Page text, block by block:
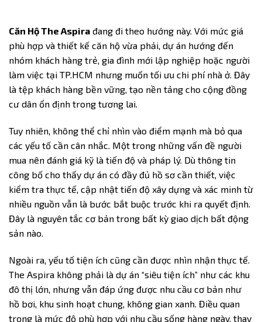
Căn Hộ The Aspira đang đi theo hướng này. Với mức giá
phù hợp và thiết kế căn hộ vừa phải, dự án hướng đến
nhóm khách hàng trẻ, gia đình mới lập nghiệp hoặc người
làm việc tại TP.HCM nhưng muốn tối ưu chi phí nhà ở. Đây
là tệp khách hàng bền vững, tạo nền tảng cho cộng đồng
cư dân ổn định trong tương lai.
Tuy nhiên, không thể chỉ nhìn vào điểm mạnh mà bỏ qua
các yếu tố cần cân nhắc. Một trong những vấn đề người
mua nên đánh giá kỹ là tiến độ và pháp lý. Dù thông tin
công bố cho thấy dự án có đầy đủ hồ sơ cần thiết, việc
kiểm tra thực tế, cập nhật tiến độ xây dựng và xác minh từ
nhiều nguồn vẫn là bước bắt buộc trước khi ra quyết định.
Đây là nguyên tắc cơ bản trong bất kỳ giao dịch bất động
sản nào.
Ngoài ra, yếu tố tiện ích cũng cần được nhìn nhận thực tế.
The Aspira không phải là dự án “siêu tiện ích” như các khu
đô thị lớn, nhưng vẫn đáp ứng được nhu cầu cơ bản như
hồ bơi, khu sinh hoạt chung, không gian xanh. Điều quan
trọng là mức độ phù hợp với nhu cầu sống hàng ngày, thay